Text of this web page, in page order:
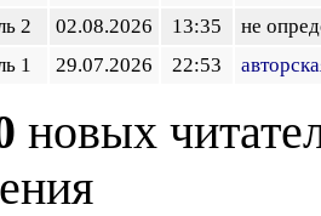
2
02.08.2026 13:35
не
1
29.07.2026 22:53
новых